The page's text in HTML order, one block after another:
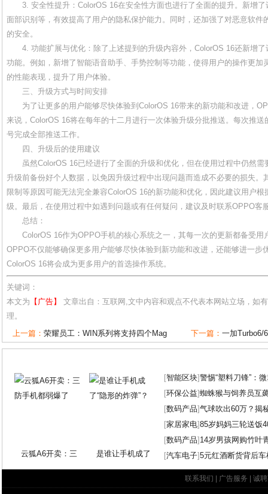
3. 安全性提升：ColorOS 16在安全性方面也进行了全面的提升。新增
面部识别等，有效提高了用户的隐私保护能力。同时，还加强了对恶意软件
的安全。
4. 功能扩展与优化：除了上述提到的升级内容外，ColorOS 16还新增
功能。例如，新增了智能语音助手、手势控制等功能，使得用户的操作更加
的性能表现，提升了用户体验。
三、升级方式与时间安排
为了让更多的用户能够尽快体验到ColorOS 16带来的新功能和改进，
来说，ColorOS 16将在每年的十二月进行一次体验升级分批推送。每次推
号完成全部推送工作。
四、升级后的使用建议
虽然ColorOS 16已经进行了全面的升级和优化，但在使用过程中仍然
升级前备份好个人数据，以免因升级过程中出现问题而造成不必要的损失。
限制等原因可能无法完全兼容ColorOS 16的新功能和优化，因此建议用户
级。最后，在使用过程中如遇到问题或有任何疑问，建议及时联系OPPO客
总结：
ColorOS 16作为OPPO手机的核心系统之一，其每一次的更新都备受
OPPO不仅能够确保更多用户能够尽快体验到新功能和改进，还能够进一步
ColorOS 16将会成为更多用户的首选操作系统。
关键词：
本文为 【广告】
文章出自：互联网,文中内容和观点不代表本网站立场，如
理。
上一篇： 荣耀员工：WIN系列将支持四个Mag 下一篇： 一加Turbo6/
云狐A6开卖：三 是谁让手机成了
[智能区块]警惕“塑料刀锋”：
[环保公益]蜘蛛猴与饲养员互
[数码产品]气球吹出60万？揭
[家居家电]85岁妈妈三轮送饭
[数码产品] 14岁男孩网购竹叶
[汽车电子]5元红酒断货背后
联系我们 广告服务 诚